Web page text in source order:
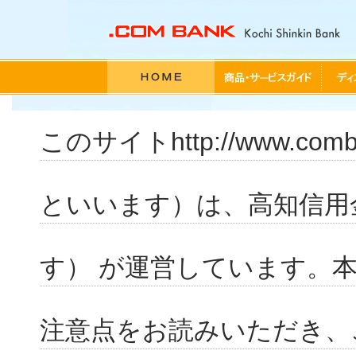
このサイトhttp://
といいます）は、高知信
す） が運営しています。
注意点をお読みいただき